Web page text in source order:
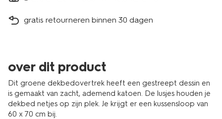
gratis retourneren binnen 30 dagen
over dit product
Dit groene dekbedovertrek heeft een gestreept dessin en
is gemaakt van zacht, ademend katoen. De lusjes houden je
dekbed netjes op zijn plek. Je krijgt er een kussensloop van
60 x 70 cm bij.